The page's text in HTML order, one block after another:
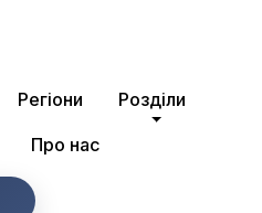
Регіони Розділи
Про нас